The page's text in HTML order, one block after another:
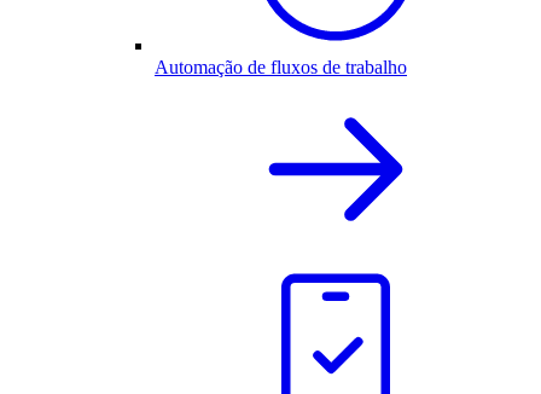
Automação de fluxos de trabalho